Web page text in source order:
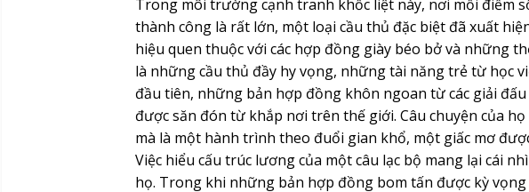
Trong môi trường cạnh tranh khốc liệt này, nơi mỗi điểm
thành công là rất lớn, một loại cầu thủ đặc biệt đã xuất
hiệu quen thuộc với các hợp đồng giày béo bở và những
là những cầu thủ đầy hy vọng, những tài năng trẻ từ học
đầu tiên, những bản hợp đồng khôn ngoan từ các giải
được săn đón từ khắp nơi trên thế giới. Câu chuyện của
mà là một hành trình theo đuổi gian khổ, một giấc mơ
Việc hiểu cấu trúc lương của một câu lạc bộ mang lại cái
họ. Trong khi những bản hợp đồng bom tấn được kỳ